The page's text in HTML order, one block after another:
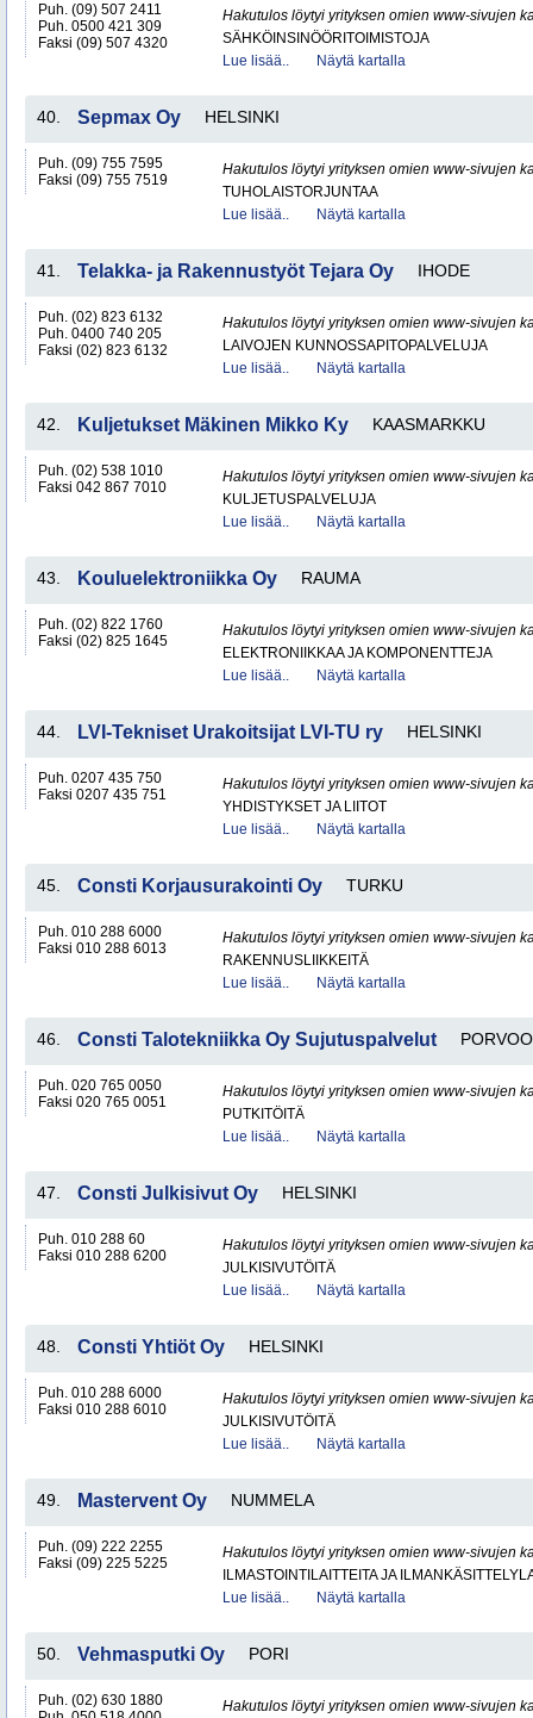
Puh. (09) 507 2411
Puh. 0500 421 309
Faksi (09) 507 4320
Hakutulos löytyi yrityksen omien www-sivujen
SÄHKÖINSINÖÖRITOIMISTOJA
Lue lisää..
Näytä kartalla
40. Sepmax Oy HELSINKI
Puh. (09) 755 7595
Faksi (09) 755 7519
Hakutulos löytyi yrityksen omien www-sivujen
TUHOLAISTORJUNTAA
Lue lisää..
Näytä kartalla
41. Telakka- ja Rakennustyöt Tejara Oy IHODE
Puh. (02) 823 6132
Puh. 0400 740 205
Faksi (02) 823 6132
Hakutulos löytyi yrityksen omien www-sivujen
LAIVOJEN KUNNOSSAPITOPALVELUJA
Lue lisää..
Näytä kartalla
42. Kuljetukset Mäkinen Mikko Ky KAASMARKKU
Puh. (02) 538 1010
Faksi 042 867 7010
Hakutulos löytyi yrityksen omien www-sivujen
KULJETUSPALVELUJA
Lue lisää..
Näytä kartalla
43. Kouluelektroniikka Oy RAUMA
Puh. (02) 822 1760
Faksi (02) 825 1645
Hakutulos löytyi yrityksen omien www-sivujen
ELEKTRONIIKKAA JA KOMPONENTTEJA
Lue lisää..
Näytä kartalla
44. LVI-Tekniset Urakoitsijat LVI-TU ry HELSINKI
Puh. 0207 435 750
Faksi 0207 435 751
Hakutulos löytyi yrityksen omien www-sivujen
YHDISTYKSET JA LIITOT
Lue lisää..
Näytä kartalla
45. Consti Korjausurakointi Oy TURKU
Puh. 010 288 6000
Faksi 010 288 6013
Hakutulos löytyi yrityksen omien www-sivujen
RAKENNUSLIIKKEITÄ
Lue lisää..
Näytä kartalla
46. Consti Talotekniikka Oy Sujutuspalvelut PORVOO
Puh. 020 765 0050
Faksi 020 765 0051
Hakutulos löytyi yrityksen omien www-sivujen
PUTKITÖITÄ
Lue lisää..
Näytä kartalla
47. Consti Julkisivut Oy HELSINKI
Puh. 010 288 60
Faksi 010 288 6200
Hakutulos löytyi yrityksen omien www-sivujen
JULKISIVUTÖITÄ
Lue lisää..
Näytä kartalla
48. Consti Yhtiöt Oy HELSINKI
Puh. 010 288 6000
Faksi 010 288 6010
Hakutulos löytyi yrityksen omien www-sivujen
JULKISIVUTÖITÄ
Lue lisää..
Näytä kartalla
49. Mastervent Oy NUMMELA
Puh. (09) 222 2255
Faksi (09) 225 5225
Hakutulos löytyi yrityksen omien www-sivujen
ILMASTOINTILAITTEITA JA
Lue lisää..
Näytä kartalla
50. Vehmasputki Oy PORI
Puh. (02) 630 1880
Hakutulos löytyi yrityksen omien www-sivujen